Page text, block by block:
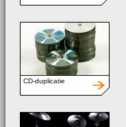
CD-duplicatie